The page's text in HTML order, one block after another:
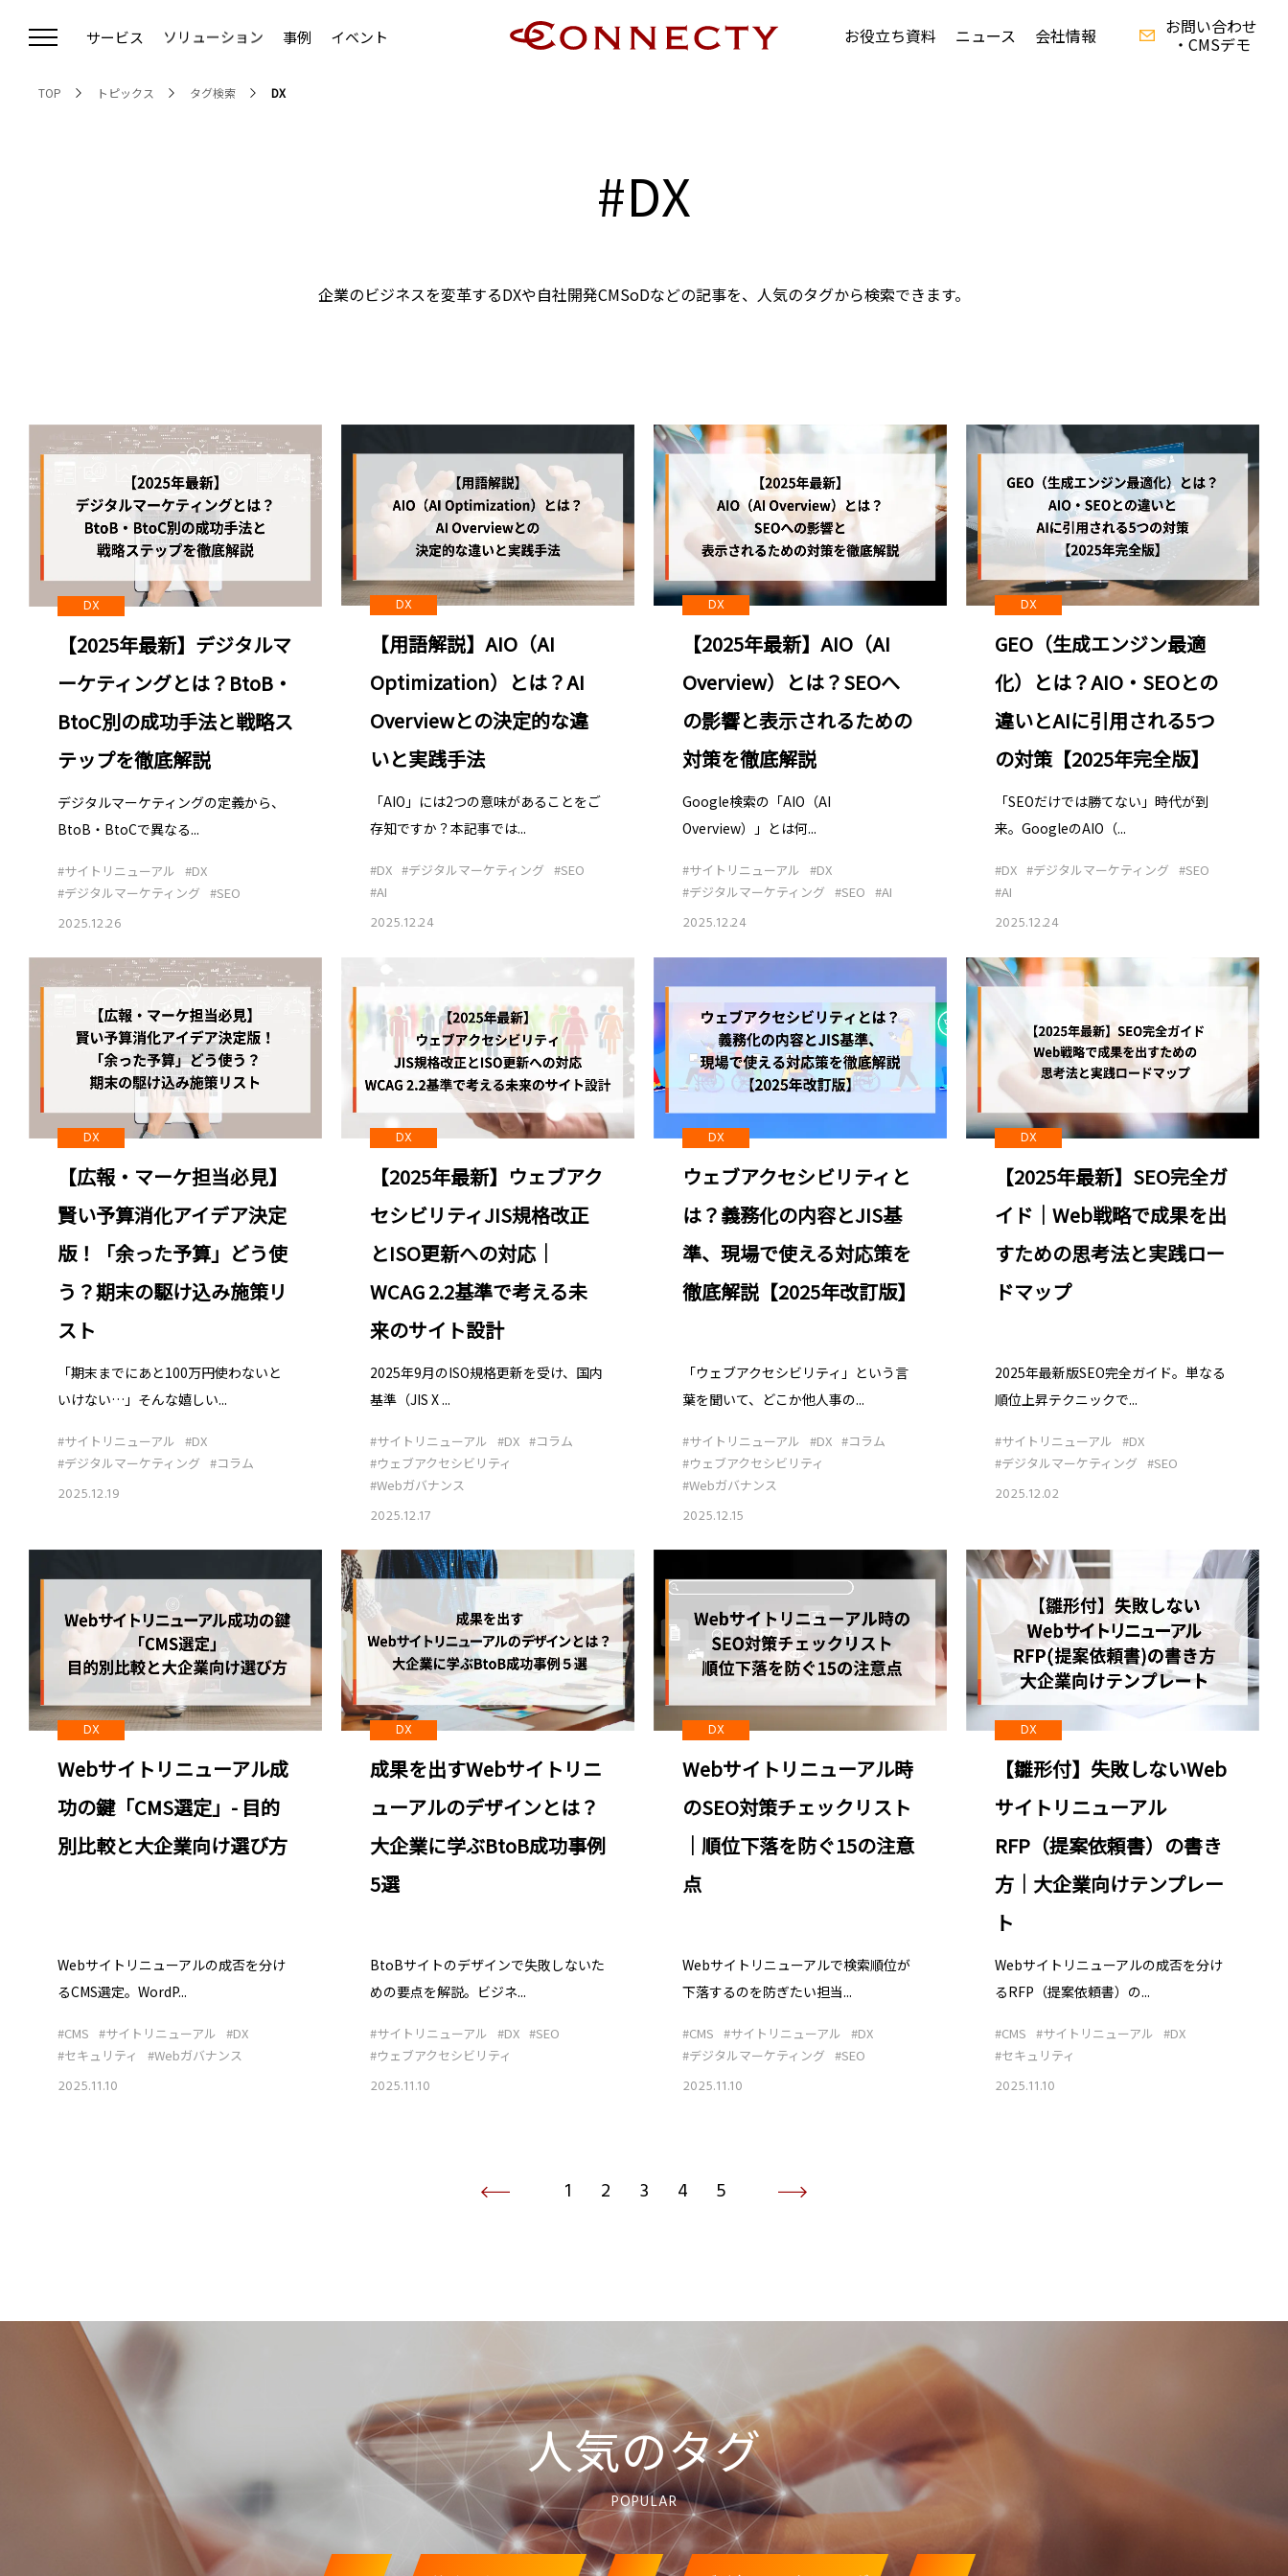
サービス
ソリューション
デジタルマーケティング支援（CEC）
MA/CRM導入コンサルティング
Webサイト診断／アクセス解析
事例 イベント
お役立ち資料
ニュース 会社情報 お問い合わせ
・CMSデモ
TOP トピックス タグ検索 DX
#DX
企業のビジネスを変革するDXや自社開発CMSoDなどの記事を、 人気のタグから検索できます。
DX
【2025年最新】デジタルマ
ーケティングとは？BtoB・
BtoC別の成功手法と戦略ス
テップを徹底解説
デジタルマーケティングの定義から、
BtoB・BtoCで異なる...
#サイトリニューアル #DX
#デジタルマーケティング #SEO
2025.12.26
DX
【用語解説】AIO（AI
Optimization）とは？AI
Overviewとの決定的な違
いと実践手法
「AIO」には2つの意味があることをご
存知ですか？本記事では...
#DX #デジタルマーケティング #SEO
#AI
2025.12.24
DX
【2025年最新】AIO（AI
Overview）とは？SEOへ
の影響と表示されるための
対策を徹底解説
Google検索の「AIO（AI
Overview）」とは何...
#サイトリニューアル #DX
#デジタルマーケティング #SEO #AI
2025.12.24
DX
GEO（生成エンジン最適
化）とは？AIO・SEOとの
違いとAIに引用される5つ
の対策【2025年完全版】
「SEOだけでは勝てない」時代が到
来。GoogleのAIO（...
#DX #デジタルマーケティング #SEO
#AI
2025.12.24
DX
【広報・マーケ担当必見】
賢い予算消化アイデア決定
版！「余った予算」どう使
う？期末の駆け込み施策リ
スト
「期末までにあと100万円使わないと
いけない…」そんな嬉しい...
#サイトリニューアル #DX
#デジタルマーケティング #コラム
2025.12.19
DX
【2025年最新】ウェブアク
セシビリティJIS規格改正
とISO更新への対応｜
WCAG 2.2基準で考える未
来のサイト設計
2025年9月のISO規格更新を受け、国内
基準（JIS X ...
#サイトリニューアル #DX #コラム
#ウェブアクセシビリティ
#Webガバナンス
2025.12.17
DX
ウェブアクセシビリティと
は？義務化の内容とJIS基
準、現場で使える対応策を
徹底解説【2025年改訂版】
「ウェブアクセシビリティ」という言
葉を聞いて、どこか他人事の...
#サイトリニューアル #DX #コラム
#ウェブアクセシビリティ
#Webガバナンス
2025.12.15
DX
【2025年最新】SEO完全ガ
イド｜Web戦略で成果を出
すための思考法と実践ロー
ドマップ
2025年最新版SEO完全ガイド。単なる
順位上昇テクニックで...
#サイトリニューアル #DX
#デジタルマーケティング #SEO
2025.12.02
DX
Webサイトリニューアル成
功の鍵「CMS選定」- 目的
別比較と大企業向け選び方
Webサイトリニューアルの成否を分け
るCMS選定。WordP...
#CMS #サイトリニューアル #DX
#セキュリティ
#Webガバナンス
2025.11.10
DX
成果を出すWebサイトリニ
ューアルのデザインとは？
大企業に学ぶBtoB成功事例
5選
BtoBサイトのデザインで失敗しないた
めの要点を解説。ビジネ...
#サイトリニューアル #DX #SEO
#ウェブアクセシビリティ
2025.11.10
DX
Webサイトリニューアル時
のSEO対策チェックリスト
｜順位下落を防ぐ15の注意
点
Webサイトリニューアルで検索順位が
下落するのを防ぎたい担当...
#CMS #サイトリニューアル #DX
#デジタルマーケティング #SEO
2025.11.10
DX
【雛形付】失敗しないWeb
サイトリニューアル
RFP（提案依頼書）の書き
方｜大企業向けテンプレー
ト
Webサイトリニューアルの成否を分け
るRFP（提案依頼書）の...
#CMS #サイトリニューアル #DX
#セキュリティ
2025.11.10
1 2 3 4 5
人気のタグ
POPULAR